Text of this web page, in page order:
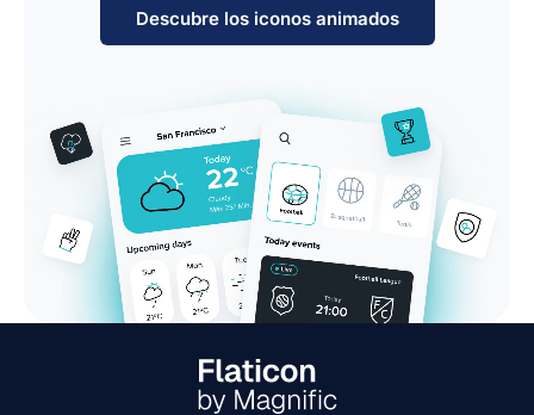
Descubre los iconos animados